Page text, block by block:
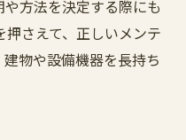
方法を決定する際にも
さえて、正しいメンテ
物や設備機器を長持ち